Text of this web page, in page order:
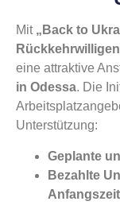
Mit „Back to
eine attraktive
in Odessa. Die
Unterstützung:
Geplante
Bezahlte
Anfangszeit